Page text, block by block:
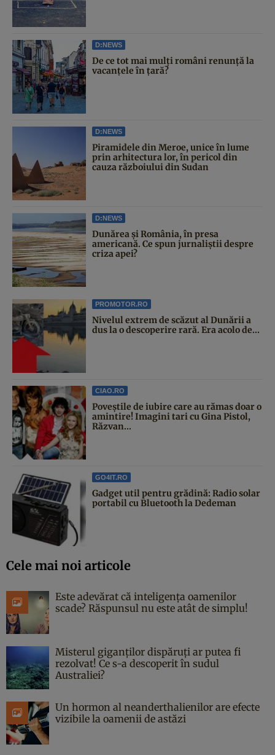
D:NEWS
De ce tot mai mulți români renunță la
vacanțele în țară?
D:NEWS
Piramidele din Meroe, unice în lume
prin arhitectura lor, în pericol din
cauza războiului din Sudan
D:NEWS
Dunărea și România, în presa
americană. Ce spun jurnaliștii despre
criza apei?
PROMOTOR.RO
Nivelul extrem de scăzut al Dunării a
dus la o descoperire rară. Era acolo de...
CIAO.RO
Poveştile de iubire care au rămas doar o
amintire! Imagini tari cu Gina Pistol,
Răzvan...
GO4IT.RO
Gadget util pentru grădină: Radio solar
portabil cu Bluetooth la Dedeman
Cele mai noi articole
Este adevărat că inteligența oamenilor
scade? Răspunsul nu este atât de simplu!
Misterul giganților dispăruți ar putea fi
rezolvat! Ce s-a descoperit în sudul
Australiei?
Un hormon al neanderthalienilor are efecte
vizibile la oamenii de astăzi